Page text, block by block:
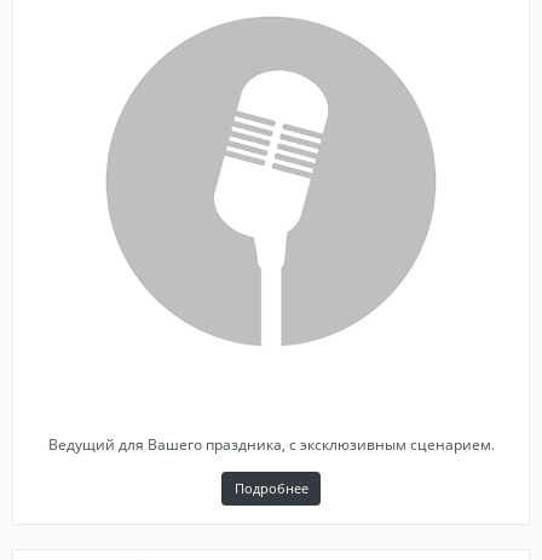
Ведущий для Вашего праздника, с эксклюзивным сценарием.
Подробнее